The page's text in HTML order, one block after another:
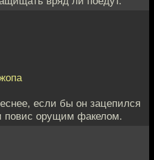
если бы он зацепился
повис орущим факелом.